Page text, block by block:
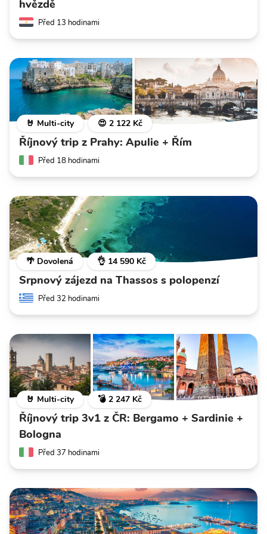
hvězdě
Před 13 hodinami
🤘 Multi-city 😍 2 122 Kč
Říjnový trip z Prahy: Apulie + Řím
Před 18 hodinami
🌴 Dovolená 👌 14 590 Kč
Srpnový zájezd na Thassos s polopenzí
Před 32 hodinami
🤘 Multi-city 💣 2 247 Kč
Říjnový trip 3v1 z ČR: Bergamo + Sardinie +
Bologna
Před 37 hodinami